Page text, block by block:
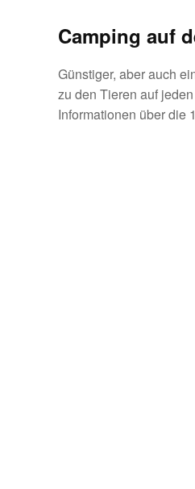
Camping auf
Günstiger, aber auch
zu den Tieren auf
Informationen über die